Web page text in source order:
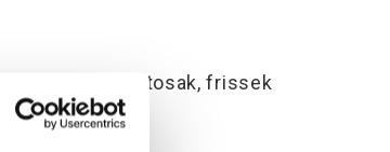
pontosak, frissek